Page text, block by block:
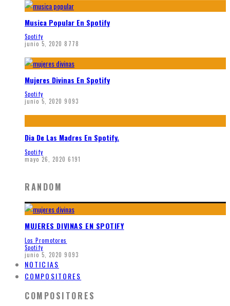
Musica Popular En Spotify
Spotify
junio 5, 2020 8778
Mujeres Divinas En Spotify
Spotify
junio 5, 2020 9093
Dia De Las Madres En Spotify.
Spotify
mayo 26, 2020 6191
RANDOM
MUJERES DIVINAS EN SPOTIFY
Los Promotores
Spotify
junio 5, 2020 9093
NOTICIAS
COMPOSITORES
COMPOSITORES